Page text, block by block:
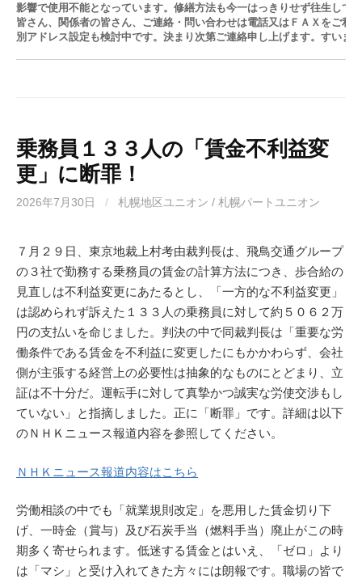
影響で使用不能となっています。修繕方法も今一はっきりせず往生して
皆さん、関係者の皆さん、ご連絡・問い合わせは電話又はＦＡＸをご利
別アドレス設定も検討中です。決まり次第ご連絡申し上げます。すいま
乗務員１３３人の「賃金不利益変
更」に断罪！
2026年7月30日 / 札幌地区ユニオン / 札幌パートユニオン
７月２９日、東京地裁上村考由裁判長は、飛鳥交通グループ
の３社で勤務する乗務員の賃金の計算方法につき、歩合給の
見直しは不利益変更にあたるとし、「一方的な不利益変更」
は認められず訴えた１３３人の乗務員に対して約５０６２万
円の支払いを命じました。判決の中で同裁判長は「重要な労
働条件である賃金を不利益に変更したにもかかわらず、会社
側が主張する経営上の必要性は抽象的なものにとどまり、立
証は不十分だ。運転手に対して真摯かつ誠実な労使交渉もし
ていない」と指摘しました。正に「断罪」です。詳細は以下
のＮＨＫニュース報道内容を参照してください。
ＮＨＫニュース報道内容はこちら
労働相談の中でも「就業規則改定」を悪用した賃金切り下
げ、一時金（賞与）及び石炭手当（燃料手当）廃止がこの時
期多く寄せられます。低迷する賃金とはいえ、「ゼロ」より
は「マシ」と受け入れてきた方々には朗報です。職場の皆で